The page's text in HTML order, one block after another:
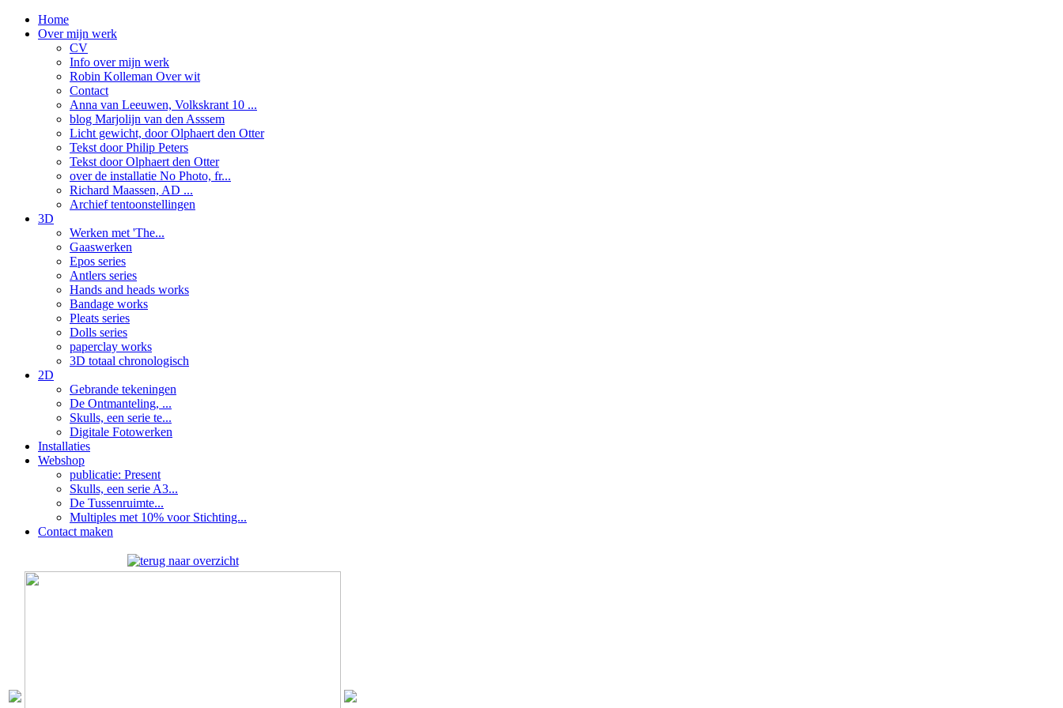
Home
Over mijn werk
CV
Info over mijn werk
Robin Kolleman Over wit
Contact
Anna van Leeuwen, Volkskrant 10 ...
blog Marjolijn van den Asssem
Licht gewicht, door Olphaert den Otter
Tekst door Philip Peters
Tekst door Olphaert den Otter
over de installatie No Photo, fr...
Richard Maassen, AD ...
Archief tentoonstellingen
3D
Werken met 'The...
Gaaswerken
Epos series
Antlers series
Hands and heads works
Bandage works
Pleats series
Dolls series
paperclay works
3D totaal chronologisch
2D
Gebrande tekeningen
De Ontmanteling, ...
Skulls, een serie te...
Digitale Fotowerken
Installaties
Webshop
publicatie: Present
Skulls, een serie A3...
De Tussenruimte...
Multiples met 10% voor Stichting...
Contact maken